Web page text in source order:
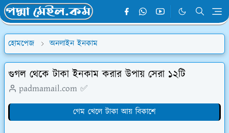
হোমপেজ অনলাইন ইনকাম
গুগল থেকে টাকা ইনকাম করার উপায় সেরা ১২টি
padmamail.com ✅
গেম খেলে টাকা আয় বিকাশে